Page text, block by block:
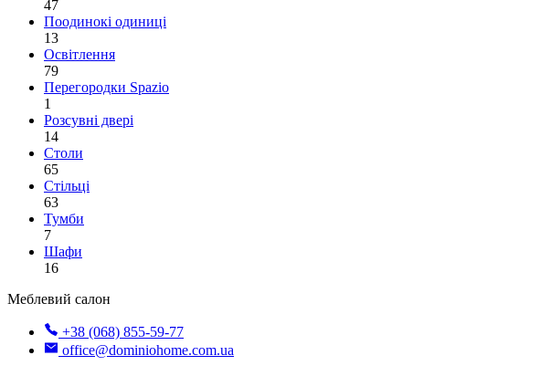
47
Поодинокі одиниці
13
Освітлення
79
Перегородки Spazio
1
Розсувні двері
14
Столи
65
Стільці
63
Тумби
7
Шафи
16
Меблевий салон
+38 (068) 855-59-77
office@dominiohome.com.ua